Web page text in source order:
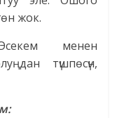
жок.
менен
түшпөсүн,